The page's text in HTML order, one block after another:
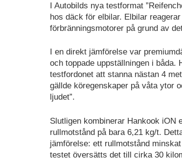
I Autobilds nya testformat
hos däck för elbilar. Elbilar
förbränningsmotorer på grund av
I en direkt jämförelse var
och toppade uppställningen i
testfordonet att stanna nästan 4
gällde köregenskaper på våta ytor
ljudet”.
Slutligen kombinerar Hankook iON
rullmotstånd på bara 6,21 kg/t.
jämförelse: ett rullmotstånd
testet översätts det till cirka 30